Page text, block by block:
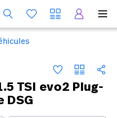
TSI evo2 Plug-
DSG